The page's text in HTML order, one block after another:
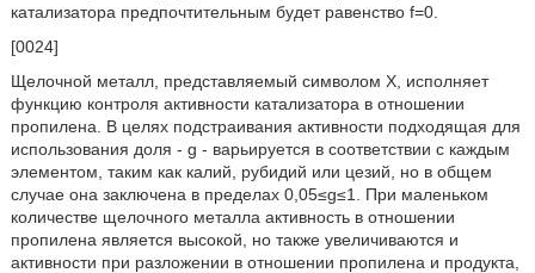
катализатора предпочтительным будет равенство f=0.
[0024]
Щелочной металл, представляемый символом Х, исполняет
функцию контроля активности катализатора в отношении
пропилена. В целях подстраивания активности подходящая для
использования доля - g - варьируется в соответствии с каждым
элементом, таким как калий, рубидий или цезий, но в общем
случае она заключена в пределах 0,05≤g≤1. При маленьком
количестве щелочного металла активность в отношении
пропилена является высокой, но также увеличиваются и
активности при разложении в отношении пропилена и продукта,